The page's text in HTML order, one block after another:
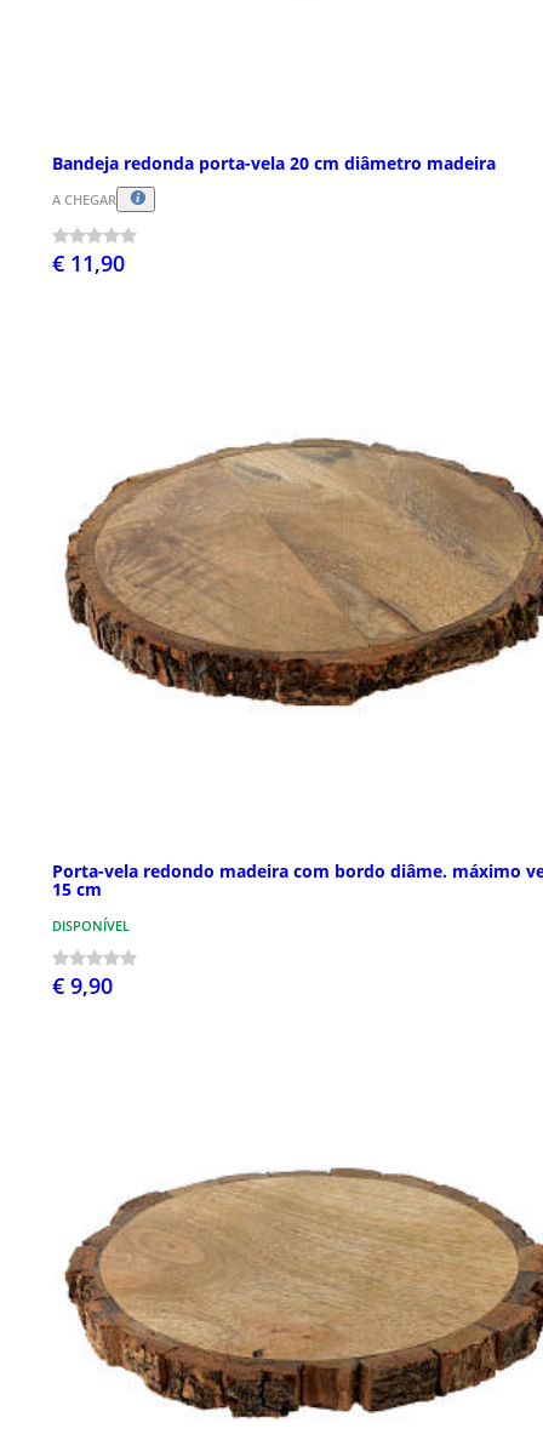
Bandeja redonda porta-vela 20 cm diâmetro madeira
A CHEGAR
€ 11,90
Porta-vela redondo madeira com bordo diâme. máximo
15 cm
DISPONÍVEL
€ 9,90